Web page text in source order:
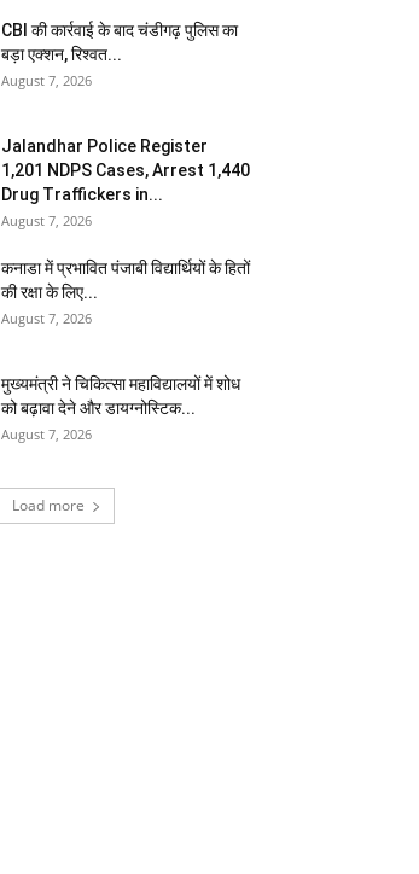
CBI की कार्रवाई के बाद चंडीगढ़ पुलिस का
बड़ा एक्शन, रिश्वत...
August 7, 2026
Jalandhar Police Register
1,201 NDPS Cases, Arrest 1,440
Drug Traffickers in...
August 7, 2026
कनाडा में प्रभावित पंजाबी विद्यार्थियों के हितों
की रक्षा के लिए...
August 7, 2026
मुख्यमंत्री ने चिकित्सा महाविद्यालयों में शोध
को बढ़ावा देने और डायग्नोस्टिक...
August 7, 2026
Load more